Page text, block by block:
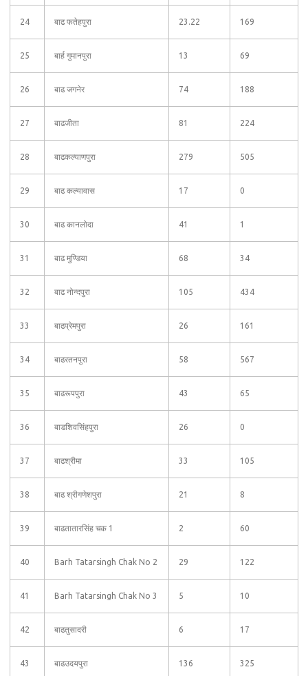
24 बाढ फतेहपुरा 23.22 169
25 बार्ह गुमानपुरा 13 69
26 बाढ जगनेर 74 188
27 बाढजीता 81 224
28 बाढकल्याणपुरा 279 505
29 बाढ कल्यावास 17 0
30 बाढ कानलोदा 41 1
31 बाढ मुण्डिया 68 34
32 बाढ नोन्दपुरा 105 434
33 बाढप्रेमपुरा 26 161
34 बाढरतनपुरा 58 567
35 बाढरूपपुरा 43 65
36 बाडशिवसिंहपुरा 26 0
37 बाढश्रीमा 33 105
38 बाढ श्रीगणेशपुरा 21 8
39 बाढतातारसिंह चक 1 2 60
40 Barh Tatarsingh Chak No 2 29 122
41 Barh Tatarsingh Chak No 3 5 10
42 बाढतुसादरी 6 17
43 बाढउदयपुरा 136 325